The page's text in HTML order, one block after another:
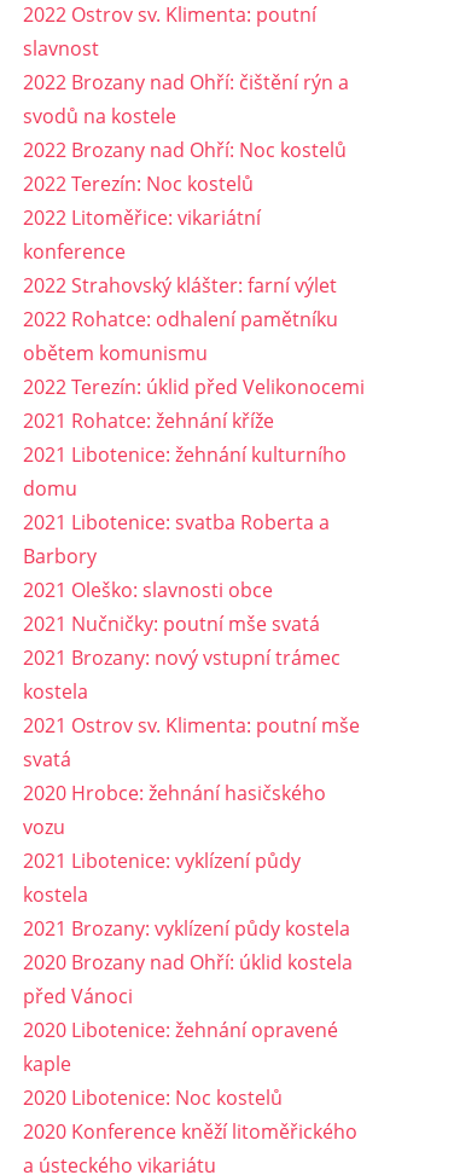
2022 Ostrov sv. Klimenta: poutní
slavnost
2022 Brozany nad Ohří: čištění rýn a
svodů na kostele
2022 Brozany nad Ohří: Noc kostelů
2022 Terezín: Noc kostelů
2022 Litoměřice: vikariátní
konference
2022 Strahovský klášter: farní výlet
2022 Rohatce: odhalení pamětníku
obětem komunismu
2022 Terezín: úklid před Velikonocemi
2021 Rohatce: žehnání kříže
2021 Libotenice: žehnání kulturního
domu
2021 Libotenice: svatba Roberta a
Barbory
2021 Oleško: slavnosti obce
2021 Nučničky: poutní mše svatá
2021 Brozany: nový vstupní trámec
kostela
2021 Ostrov sv. Klimenta: poutní mše
svatá
2020 Hrobce: žehnání hasičského
vozu
2021 Libotenice: vyklízení půdy
kostela
2021 Brozany: vyklízení půdy kostela
2020 Brozany nad Ohří: úklid kostela
před Vánoci
2020 Libotenice: žehnání opravené
kaple
2020 Libotenice: Noc kostelů
2020 Konference kněží litoměřického
a ústeckého vikariátu